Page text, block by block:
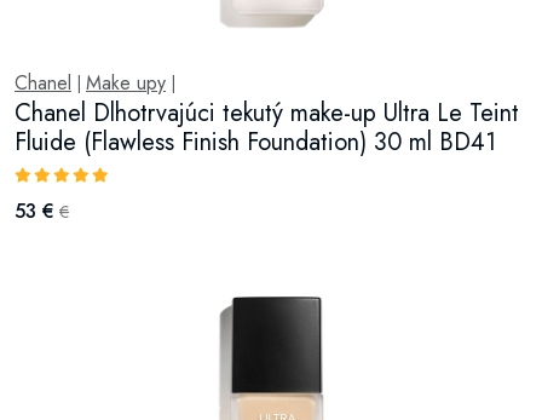
Chanel Make upy
Chanel Dlhotrvajúci tekutý make-up Ultra Le Teint
Fluide (Flawless Finish Foundation) 30 ml BD41
53 € €